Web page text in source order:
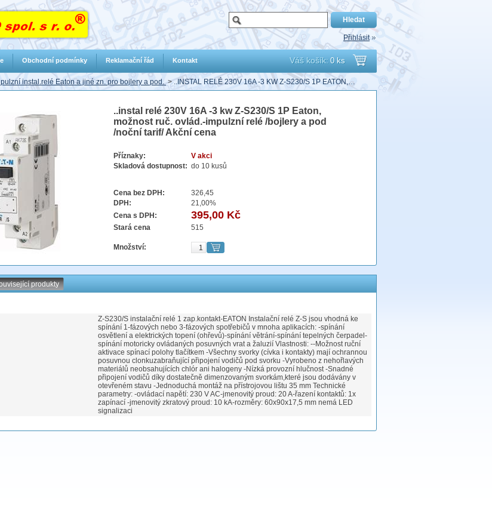
Váš košík: 0 ks
Přihlásit
pulzní instal.relé Eaton a jiné zn. pro bojlery a pod.>..INSTAL RELÉ 230V 16A -3 KW Z-S230/S 1P EATON,…
..instal relé 230V 16A -3 kw Z-S230/S 1P Eaton,
možnost ruč. ovlád.-impulzní relé /bojlery a pod
/noční tarif/ Akční cena
Příznaky:
V akci
Skladová dostupnost: do 10 kusů
Cena bez DPH:
326,45
DPH:
21,00%
Cena s DPH:
395,00 Kč
Stará cena 515
Množství:
produkty
Z-S230/S instalační relé 1 zap.kontakt-EATON Instalační relé Z-S jsou vhodná ke
spínání 1-fázových nebo 3-fázových spotřebičů v mnoha aplikacích: -spínání
osvětlení a elektrických topení (ohřevů)-spínání větrání-spínání tepelných čerpadel-
spínání motoricky ovládaných posuvných vrat a žaluzií Vlastnosti: --Možnost ruční
aktivace spínací polohy tlačítkem -Všechny svorky (cívka i kontakty) mají ochrannou
posuvnou clonkuzabraňující připojení vodičů pod svorku -Vyrobeno z nehořlavých
materiálů neobsahujících chlór ani halogeny -Nízká provozní hlučnost -Snadné
připojení vodičů díky dostatečně dimenzovaným svorkám,které jsou dodávány v
otevřeném stavu -Jednoduchá montáž na přístrojovou lištu 35 mm Technické
parametry: -ovládací napětí: 230 V AC-jmenovitý proud: 20 A-řazení kontaktů: 1x
zapínací -jmenovitý zkratový proud: 10 kA-rozměry: 60x90x17,5 mm nemá LED
signalizaci
Obchodní podmínky Reklamační řád Kontakt